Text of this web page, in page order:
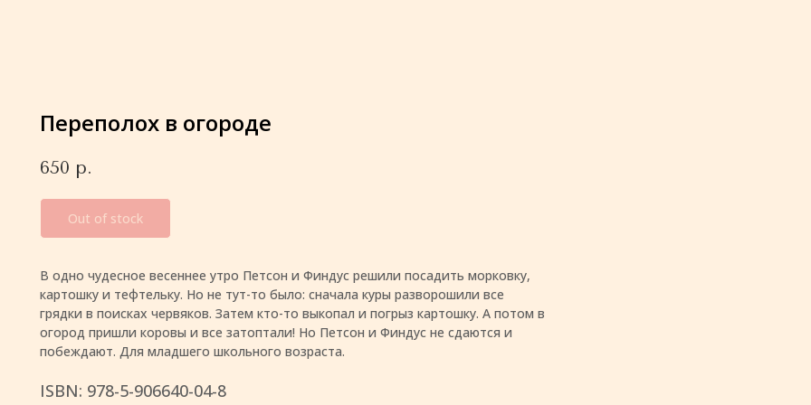
Переполох в огороде
650 р.
Out of stock
В одно чудесное весеннее утро Петсон и Финдус решили посадить морковку,
картошку и тефтельку. Но не тут-то было: сначала куры разворошили все
грядки в поисках червяков. Затем кто-то выкопал и погрыз картошку. А потом в
огород пришли коровы и все затоптали! Но Петсон и Финдус не сдаются и
побеждают. Для младшего школьного возраста.
ISBN: 978-5-906640-04-8